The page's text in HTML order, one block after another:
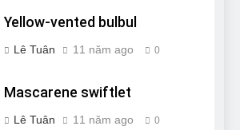
Yellow-vented bulbul
Lê Tuân 11 năm ago 0
Mascarene swiftlet
Lê Tuân 11 năm ago 0